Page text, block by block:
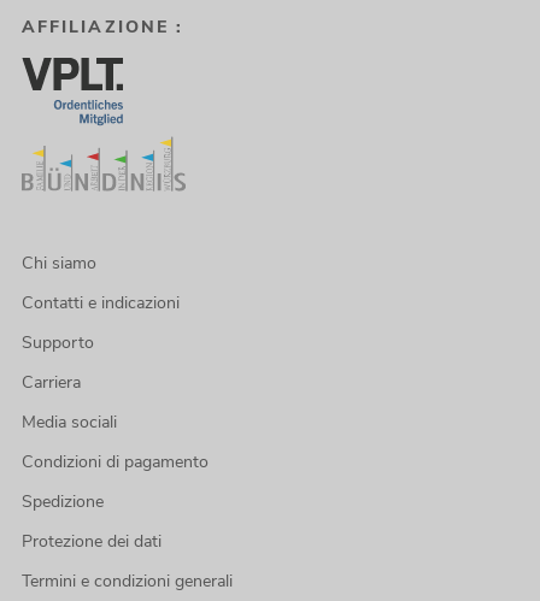
AFFILIAZIONE :
Chi siamo
Contatti e indicazioni
Supporto
Carriera
Media sociali
Condizioni di pagamento
Spedizione
Protezione dei dati
Termini e condizioni generali